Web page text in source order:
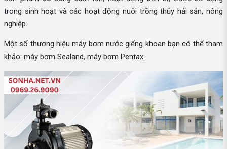
trong sinh hoạt và các hoạt động nuôi trồng thủy hải sản, nông
nghiệp.
Một số thương hiệu máy bơm nước giếng khoan bạn có thể tham
khảo: máy bơm Sealand, máy bơm Pentax.